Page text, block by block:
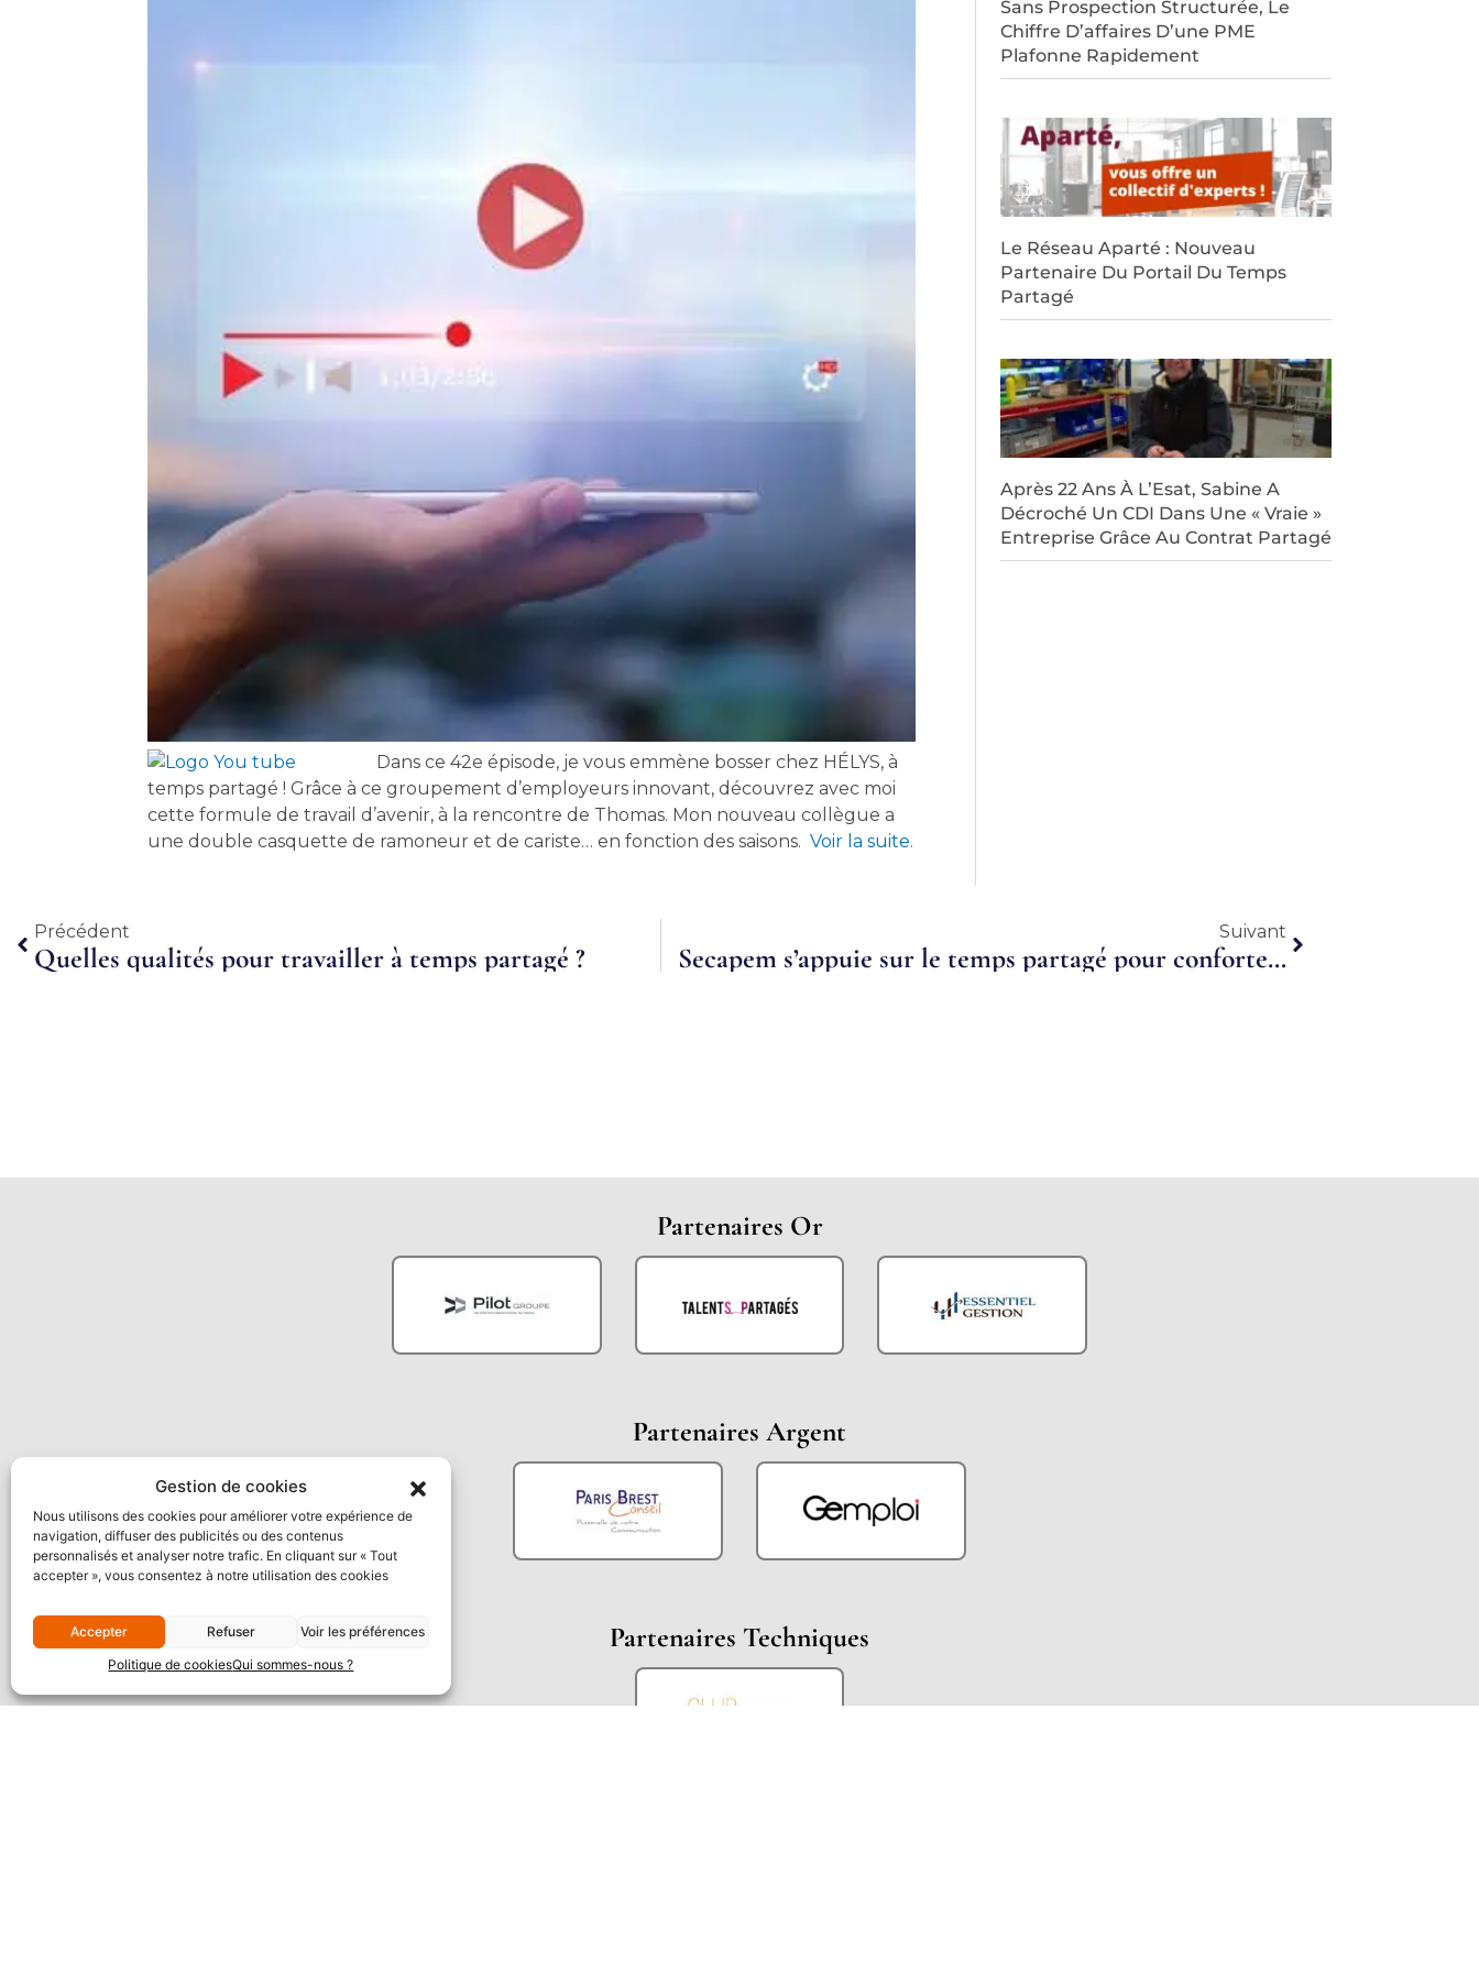
Gestion de cookies
Nous utilisons des cookies pour améliorer votre expérience de
navigation, diffuser des publicités ou des contenus
personnalisés et analyser notre trafic. En cliquant sur « Tout
accepter », vous consentez à notre utilisation des cookies
Accepter Refuser
Voir les préférences
Politique de cookiesQui sommes-nous ?
Dans ce 42e épisode, je vous emmène bosser chez HÉLYS, à
temps partagé ! Grâce à ce groupement d’employeurs innovant, découvrez avec moi
cette formule de travail d’avenir, à la rencontre de Thomas. Mon nouveau collègue a
une double casquette de ramoneur et de cariste… en fonction des saisons.Voir la suite.
Sans Prospection Structurée, Le
Chiffre D’affaires D’une PME
Plafonne Rapidement
Le Réseau Aparté : Nouveau
Partenaire Du Portail Du Temps
Partagé
Après 22 Ans À L’Esat, Sabine A
Décroché Un CDI Dans Une « Vraie »
Entreprise Grâce Au Contrat Partagé
Précédent
Précédent
Quelles qualités pour travailler à temps partagé ?
Suivant
Secapem s’appuie sur le temps partagé pour conforter sa croissance à l’export
Partenaires Or
Partenaires Argent
Partenaires Techniques